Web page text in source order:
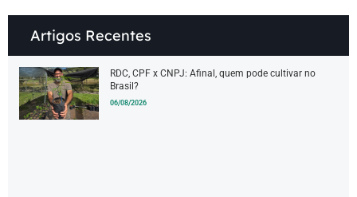
Artigos Recentes
RDC, CPF x CNPJ: Afinal, quem pode cultivar no
Brasil?
06/08/2026